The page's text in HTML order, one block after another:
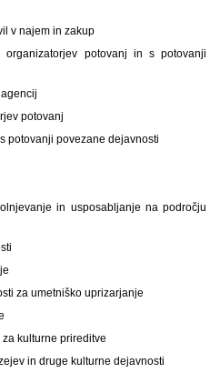
v najem in zakup
organizatorjev potovanj in s potovanji
potovanj
potovanji povezane dejavnosti
in usposabljanje na področju
za umetniško uprizarjanje
kulturne prireditve
in druge kulturne dejavnosti